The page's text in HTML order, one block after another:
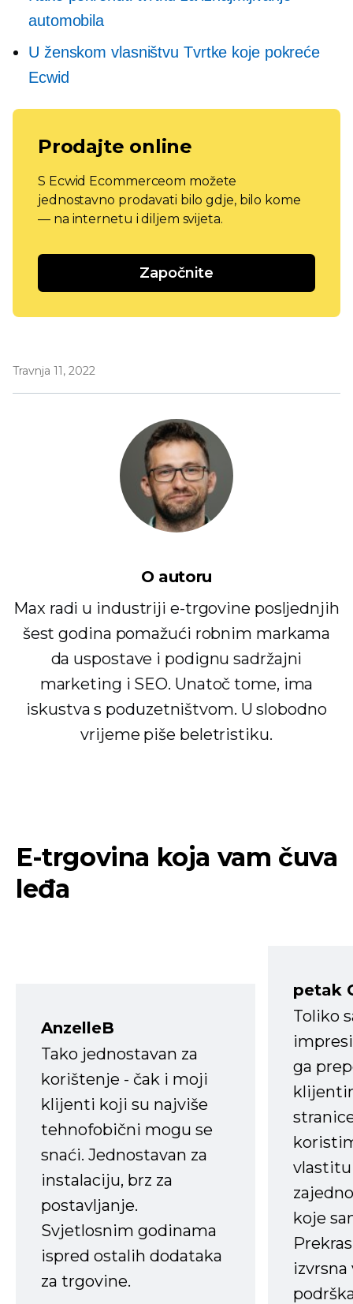
automobila
U ženskom vlasništvu Tvrtke koje pokreće
Ecwid
Prodajte online
S Ecwid Ecommerceom možete
jednostavno prodavati bilo gdje, bilo kome
— na internetu i diljem svijeta.
Započnite
Travnja 11, 2022
O autoru
Max radi u industriji e-trgovine posljednjih
šest godina pomažući robnim markama
da uspostave i podignu sadržajni
marketing i SEO. Unatoč tome, ima
iskustva s poduzetništvom. U slobodno
vrijeme piše beletristiku.
E-trgovina koja vam čuva
leđa
AnzelleB
Tako jednostavan za
korištenje - čak i moji
klijenti koji su najviše
tehnofobični mogu se
snaći. Jednostavan za
instalaciju, brz za
postavljanje.
Svjetlosnim godinama
ispred ostalih dodataka
za trgovine.
petak
Toliko
ga
koje